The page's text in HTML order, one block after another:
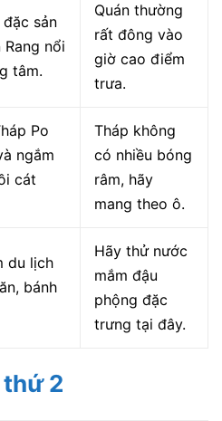
sản
nổi
tâm.
Quán thường
rất đông vào
giờ cao điểm
trưa.
Po
ngắm
cát
Tháp không
có nhiều bóng
râm, hãy
mang theo ô.
du lịch
bánh
Hãy thử nước
mắm đậu
phộng đặc
trưng tại đây.
2